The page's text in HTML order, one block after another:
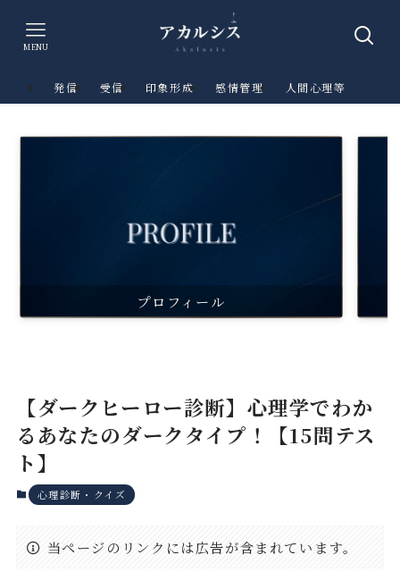
MENU
発信 受信 印象形成 感情管理 人間心理等
プロフィール
【ダークヒーロー診断】心理学でわか
るあなたのダークタイプ！【15問テス
ト】
心理診断・クイズ
当ページのリンクには広告が含まれています。